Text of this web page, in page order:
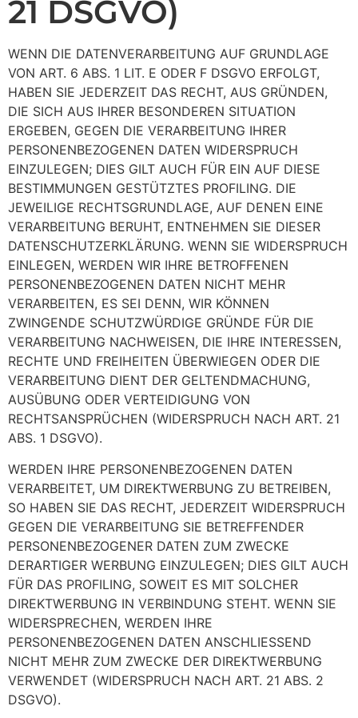
21 DSGVO)
WENN DIE DATENVERARBEITUNG AUF GRUNDLAGE
VON ART. 6 ABS. 1 LIT. E ODER F DSGVO ERFOLGT,
HABEN SIE JEDERZEIT DAS RECHT, AUS GRÜNDEN,
DIE SICH AUS IHRER BESONDEREN SITUATION
ERGEBEN, GEGEN DIE VERARBEITUNG IHRER
PERSONENBEZOGENEN DATEN WIDERSPRUCH
EINZULEGEN; DIES GILT AUCH FÜR EIN AUF DIESE
BESTIMMUNGEN GESTÜTZTES PROFILING. DIE
JEWEILIGE RECHTSGRUNDLAGE, AUF DENEN EINE
VERARBEITUNG BERUHT, ENTNEHMEN SIE DIESER
DATENSCHUTZERKLÄRUNG. WENN SIE WIDERSPRUCH
EINLEGEN, WERDEN WIR IHRE BETROFFENEN
PERSONENBEZOGENEN DATEN NICHT MEHR
VERARBEITEN, ES SEI DENN, WIR KÖNNEN
ZWINGENDE SCHUTZWÜRDIGE GRÜNDE FÜR DIE
VERARBEITUNG NACHWEISEN, DIE IHRE INTERESSEN,
RECHTE UND FREIHEITEN ÜBERWIEGEN ODER DIE
VERARBEITUNG DIENT DER GELTENDMACHUNG,
AUSÜBUNG ODER VERTEIDIGUNG VON
RECHTSANSPRÜCHEN (WIDERSPRUCH NACH ART. 21
ABS. 1 DSGVO).
WERDEN IHRE PERSONENBEZOGENEN DATEN
VERARBEITET, UM DIREKTWERBUNG ZU BETREIBEN,
SO HABEN SIE DAS RECHT, JEDERZEIT WIDERSPRUCH
GEGEN DIE VERARBEITUNG SIE BETREFFENDER
PERSONENBEZOGENER DATEN ZUM ZWECKE
DERARTIGER WERBUNG EINZULEGEN; DIES GILT AUCH
FÜR DAS PROFILING, SOWEIT ES MIT SOLCHER
DIREKTWERBUNG IN VERBINDUNG STEHT. WENN SIE
WIDERSPRECHEN, WERDEN IHRE
PERSONENBEZOGENEN DATEN ANSCHLIESSEND
NICHT MEHR ZUM ZWECKE DER DIREKTWERBUNG
VERWENDET (WIDERSPRUCH NACH ART. 21 ABS. 2
DSGVO).